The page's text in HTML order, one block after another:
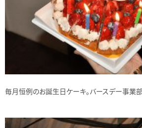
毎月恒例のお誕生日ケーキ。バースデー事業